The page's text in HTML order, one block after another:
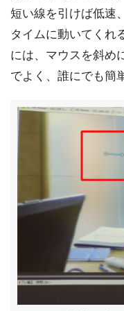
短い線を引けば低速
タイムに動いてくれ
には、マウスを斜め
でよく、誰にでも簡